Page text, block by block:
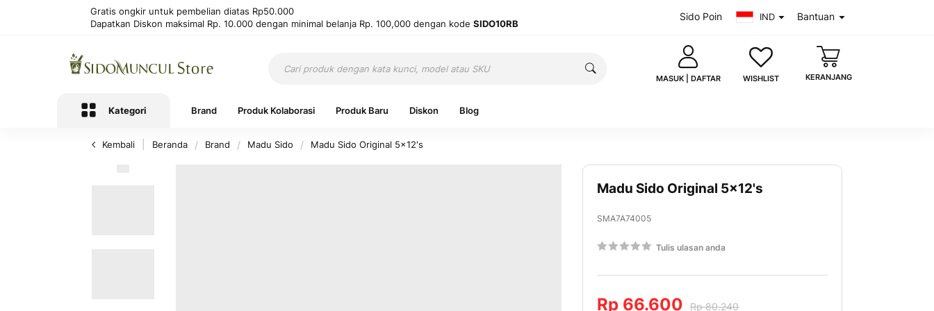
Gratis ongkir untuk pembelian diatas Rp50.000
Dapatkan Diskon maksimal Rp. 10.000 dengan minimal belanja Rp. 100,000 dengan kode SIDO10RB
Sido Poin IND Bantuan
MASUK | DAFTAR
Ingatkan saya Lupa kata sandi?
Belum punya akun? Daftar sekarang
Masuk dengan Google
WISHLIST KERANJANG
Kategori Brand Produk Kolaborasi Produk Baru Diskon Blog
Kembali Beranda Brand Madu Sido Madu Sido Original 5x12's
Madu Sido Original 5x12's
SMA7A74005
Rating:
60
% of 100
Tulis ulasan anda
Rp 66.600 Rp 80.240